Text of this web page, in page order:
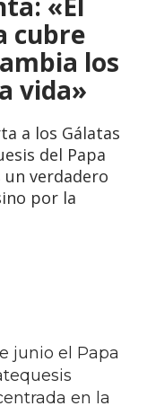
cubre
los
vida»
a los Gálatas
del Papa
un verdadero
por la
junio el Papa
en la